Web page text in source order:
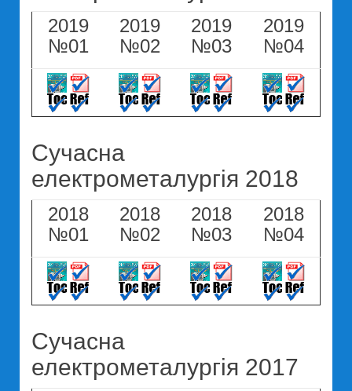
2019
№01
2019
№02
2019
№03
2019
№04
Сучасна
електрометалургія 2018
2018
№01
2018
№02
2018
№03
2018
№04
Сучасна
електрометалургія 2017